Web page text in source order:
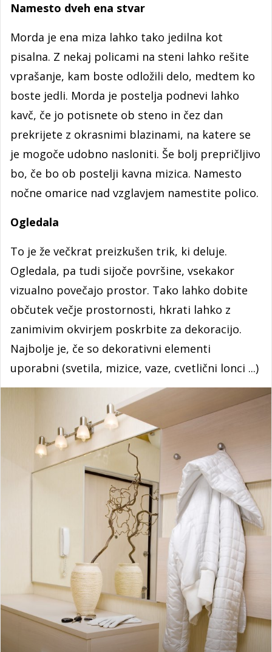
Namesto dveh ena stvar
Morda je ena miza lahko tako jedilna kot
pisalna. Z nekaj policami na steni lahko rešite
vprašanje, kam boste odložili delo, medtem ko
boste jedli. Morda je postelja podnevi lahko
kavč, če jo potisnete ob steno in čez dan
prekrijete z okrasnimi blazinami, na katere se
je mogoče udobno nasloniti. Še bolj prepričljivo
bo, če bo ob postelji kavna mizica. Namesto
nočne omarice nad vzglavjem namestite polico.
Ogledala
To je že večkrat preizkušen trik, ki deluje.
Ogledala, pa tudi sijoče površine, vsekakor
vizualno povečajo prostor. Tako lahko dobite
občutek večje prostornosti, hkrati lahko z
zanimivim okvirjem poskrbite za dekoracijo.
Najbolje je, če so dekorativni elementi
uporabni (svetila, mizice, vaze, cvetlični lonci ...)